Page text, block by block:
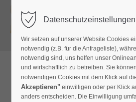
Zurück Anmelden
zur Produktübersicht
Datenschutzeinstellungen
Wir setzen auf unserer Website Cookies
notwendig (z.B. für die Anfrageliste),
notwendig sind, uns helfen unser
und wirtschaftlich zu betreiben. Sie
notwendigen Cookies mit dem Klick auf
Akzeptieren" einwilligen oder per Klick
anders entscheiden. Die Einwilligung